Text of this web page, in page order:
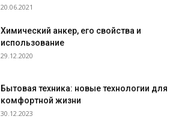
20.06.2021
Химический анкер, его свойства и
использование
29.12.2020
Бытовая техника: новые технологии для
комфортной жизни
30.12.2023